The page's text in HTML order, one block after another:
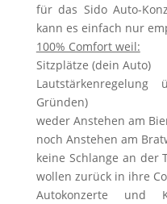
für das Sido Auto-
kann es einfach nur
100% Comfort weil:
Sitzplätze (dein Auto)
Gründen)
weder Anstehen am
noch Anstehen am
keine Schlange an der
wollen zurück in ihre
Autokonzerte und